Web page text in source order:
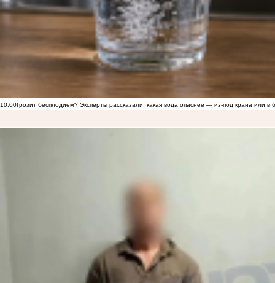
10:00Грозит бесплодием? Эксперты рассказали, какая вода опаснее — из-под крана или в